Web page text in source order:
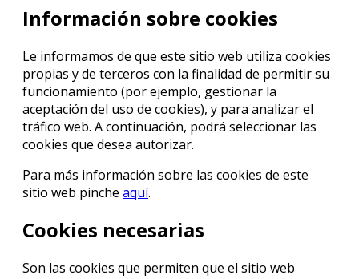
Información sobre cookies
Le informamos de que este sitio web utiliza cookies
propias y de terceros con la finalidad de permitir su
funcionamiento (por ejemplo, gestionar la
aceptación del uso de cookies), y para analizar el
tráfico web. A continuación, podrá seleccionar las
cookies que desea autorizar.
Para más información sobre las cookies de este
sitio web pinche aquí.
Cookies necesarias
Son las cookies que permiten que el sitio web